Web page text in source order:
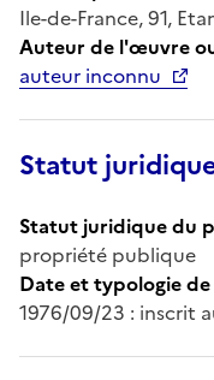
Ile-de-France, 91,
Auteur de l'œuvre
auteur inconnu
Statut
Statut juridique du
propriété publique
Date et typologie
1976/09/23 : inscrit